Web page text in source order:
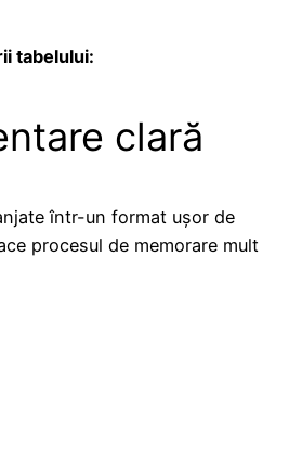
tabelului:
clară
într-un format ușor de
procesul de memorare mult